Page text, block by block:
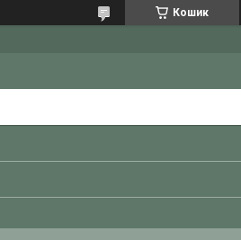
Кошик